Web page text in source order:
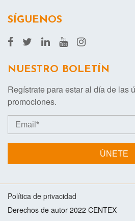
SÍGUENOS
NUESTRO BOLETÍN
Regístrate para estar al día de las
promociones.
ÚNETE
Política de privacidad
Derechos de autor 2022 CENTEX